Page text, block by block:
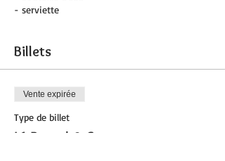
- serviette
Billets
Vente expirée
Type de billet
L1 Pound & Core